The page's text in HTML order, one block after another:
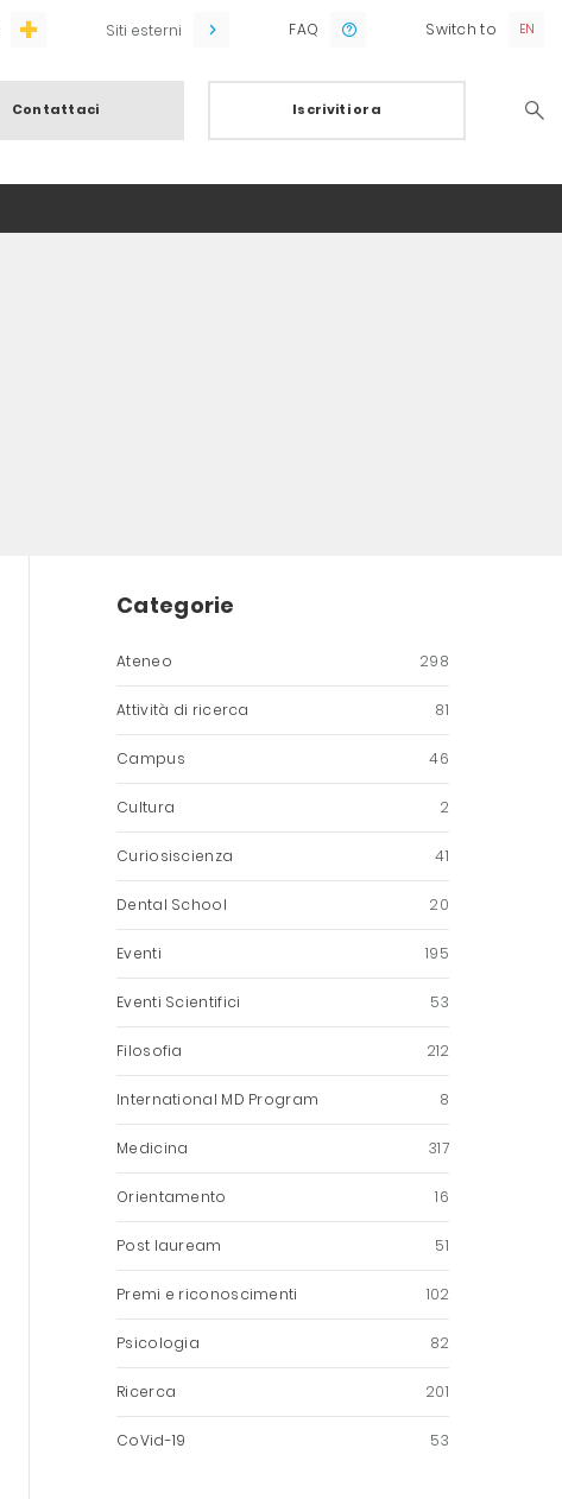
Siti esterni FAQ Switch to
Contattaci Iscriviti ora
Categorie
Ateneo 298
Attività di ricerca 81
Campus 46
Cultura 2
Curiosiscienza 41
Dental School 20
Eventi 195
Eventi Scientifici 53
Filosofia 212
International MD Program 8
Medicina 317
Orientamento 16
Post lauream 51
Premi e riconoscimenti 102
Psicologia 82
Ricerca 201
CoVid-19 53